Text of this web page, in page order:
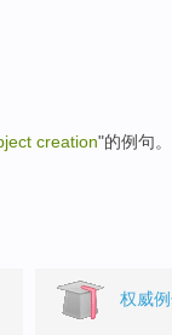
creation"的例句。
权威